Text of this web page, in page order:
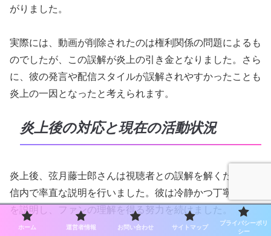
がりました。
実際には、動画が削除されたのは権利関係の問題によるも
のでしたが、この誤解が炎上の引き金となりました。さら
に、彼の発言や配信スタイルが誤解されやすかったことも
炎上の一因となったと考えられます。
炎上後の対応と現在の活動状況
炎上後、弦月藤士郎さんは視聴者との誤解を解くために配
信内で率直な説明を行いました。彼は冷静かつ丁寧に事情
を説明し、ファンの理解を得る努力を続けました。
ホーム 運営者情報 お問い合わせ サイトマップ
プライバシーポリ
シー